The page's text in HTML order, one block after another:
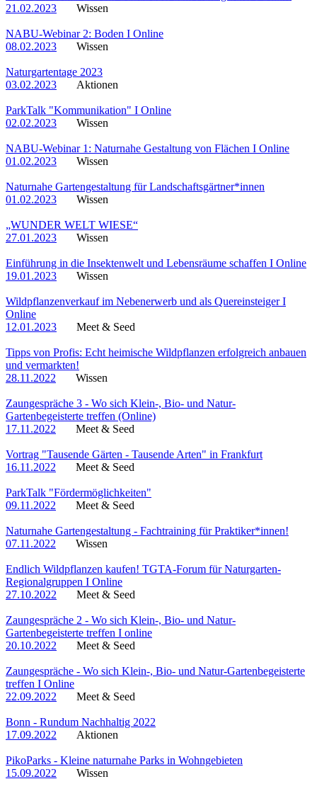
21.02.2023
Wissen
NABU-Webinar 2: Boden I Online
08.02.2023
Wissen
Naturgartentage 2023
03.02.2023
Aktionen
ParkTalk "Kommunikation" I Online
02.02.2023
Wissen
NABU-Webinar 1: Naturnahe Gestaltung von Flächen I Online
01.02.2023
Wissen
Naturnahe Gartengestaltung für Landschaftsgärtner*innen
01.02.2023
Wissen
„WUNDER WELT WIESE“
27.01.2023
Wissen
Einführung in die Insektenwelt und Lebensräume schaffen I Online
19.01.2023
Wissen
Wildpflanzenverkauf im Nebenerwerb und als Quereinsteiger I
Online
12.01.2023
Meet & Seed
Tipps von Profis: Echt heimische Wildpflanzen erfolgreich anbauen
und vermarkten!
28.11.2022
Wissen
Zaungespräche 3 - Wo sich Klein-, Bio- und Natur-
Gartenbegeisterte treffen (Online)
17.11.2022
Meet & Seed
Vortrag "Tausende Gärten - Tausende Arten" in Frankfurt
16.11.2022
Meet & Seed
ParkTalk "Fördermöglichkeiten"
09.11.2022
Meet & Seed
Naturnahe Gartengestaltung - Fachtraining für Praktiker*innen!
07.11.2022
Wissen
Endlich Wildpflanzen kaufen! TGTA-Forum für Naturgarten-
Regionalgruppen I Online
27.10.2022
Meet & Seed
Zaungespräche 2 - Wo sich Klein-, Bio- und Natur-
Gartenbegeisterte treffen I online
20.10.2022
Meet & Seed
Zaungespräche - Wo sich Klein-, Bio- und Natur-Gartenbegeisterte
treffen I Online
22.09.2022
Meet & Seed
Bonn - Rundum Nachhaltig 2022
17.09.2022
Aktionen
PikoParks - Kleine naturnahe Parks in Wohngebieten
15.09.2022
Wissen